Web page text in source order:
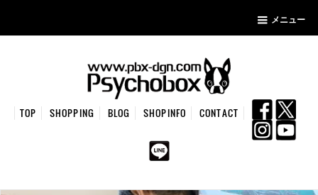
メニュー
TOP SHOPPING BLOG SHOPINFO CONTACT